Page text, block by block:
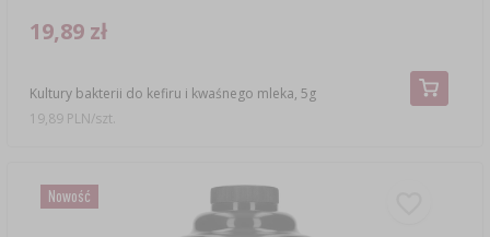
Kultury bakterii do kefiru i kwaśnego mleka, 5g
19,89 zł
19,89 PLN/szt.
Nowość